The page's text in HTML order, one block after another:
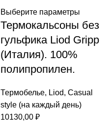
Выберите параметры
Термокальсоны без
гульфика Liod Gripp
(Италия). 100%
полипропилен.
Термобелье, Liod, Casual
style (на каждый день)
10130,00 ₽